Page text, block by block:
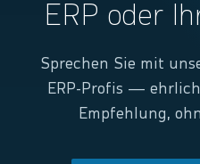
ERP oder
Sprechen Sie mit
ERP-Profis —
Empfehlung,